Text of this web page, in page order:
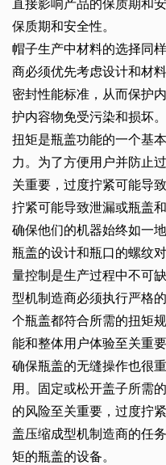
直接影响产品的保质期和
保质期和安全性。
帽子生产中材料的选择同
商必须优先考虑设计和材
密封性能标准，从而保护
护内容物免受污染和损坏。
扭矩是瓶盖功能的一个基
力。为了方便用户并防止
关重要，过度拧紧可能导
拧紧可能导致泄漏或瓶盖
确保他们的机器始终如一
瓶盖的设计和瓶口的螺纹
量控制是生产过程中不可
型机制造商必须执行严格
个瓶盖都符合所需的扭矩
能和整体用户体验至关重要
确保瓶盖的无缝操作也很
用。固定或松开盖子所需
的风险至关重要，过度拧
盖压缩成型机制造商的任
矩的瓶盖的设备。